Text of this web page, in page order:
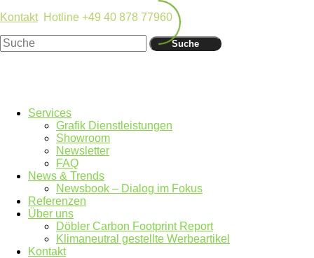
KontaktHotline +49 40 878 77960
Suche
Services
Grafik Dienstleistungen
Showroom
Newsletter
FAQ
News & Trends
Newsbook – Dialog im Fokus
Referenzen
Über uns
Döbler Carbon Footprint Report
Klimaneutral gestellte Werbeartikel
Kontakt